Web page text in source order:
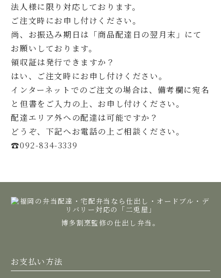
法人様に限り対応しております。
ご注文時にお申し付けください。
尚、お振込み期日は「商品配達日の翌月末」にて
お願いしております。
領収証は発行できますか？
はい、ご注文時にお申し付けください。
インターネットでのご注文の場合は、備考欄に宛名
と但書をご入力の上、お申し付けください。
配達エリア外への配達は可能ですか？
どうぞ、下記へお電話の上ご相談ください。
☎092-834-3339
博多割烹監修の仕出し弁当。
お支払い方法